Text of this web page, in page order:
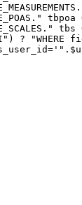
ON
tbs ON